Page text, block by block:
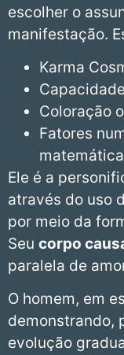
escolher o
manifestação.
Karma
Coloração
Fatores
Ele é a
através do uso
por meio da
Seu corpo
paralela de
O homem, em
demonstrando,
evolução